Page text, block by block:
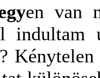
en van
indultam